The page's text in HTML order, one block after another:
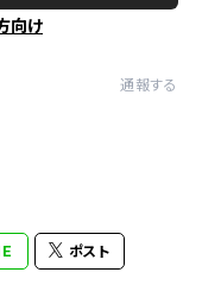
向け
通報する
ポスト